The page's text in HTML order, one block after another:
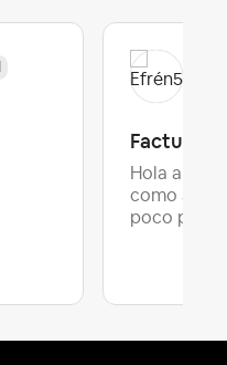
Facturas
Hola a
como
poco